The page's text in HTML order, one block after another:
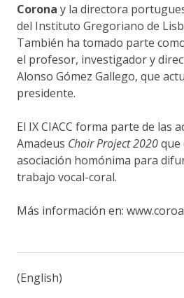
Corona y la directora
del Instituto Gregoriano de
También ha tomado parte
el profesor, investigador y
Alonso Gómez Gallego, que
presidente.
El IX CIACC forma parte de las
Amadeus Choir Project 2020que
asociación homónima para
trabajo vocal-coral.
Más información en:
(English)